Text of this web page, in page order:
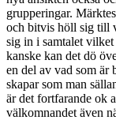
grupperingar.
och bitvis höll sig till
sig in i samtalet vilket
kanske kan det dö
en del av vad som är
skapar som man
är det fortfarande ok
välkomnandet även